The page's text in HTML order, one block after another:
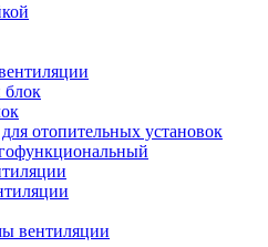
блок
отопительных установок
вентиляции